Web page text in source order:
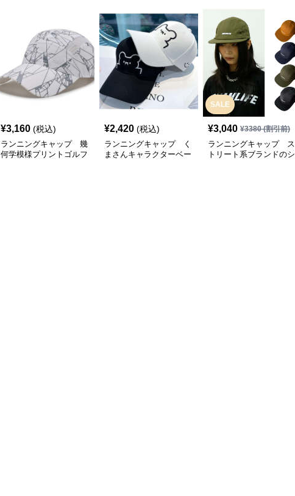
¥3,160 (税込)
ランニングキャップ 幾
何学模様プリントゴルフ
¥2,420 (税込)
ランニングキャップ く
まさんキャラクターベー
SALE
¥3,040 ¥3380(割引前)
ランニングキャップ ス
トリート系ブランドのシ